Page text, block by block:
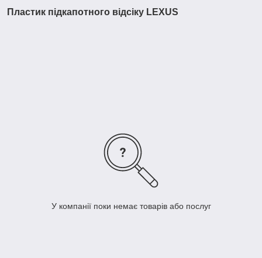
Пластик підкапотного відсіку LEXUS
У компанії поки немає товарів або послуг